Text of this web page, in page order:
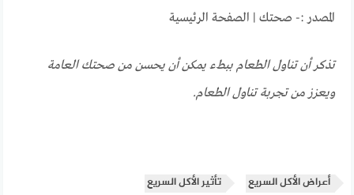
المصدر :- صحتك | الصفحة الرئيسية
تذكر أن تناول الطعام ببطء يمكن أن يحسن من صحتك العامة
ويعزز من تجربة تناول الطعام.
أعراض الأكل السريع
تأثير الأكل السريع